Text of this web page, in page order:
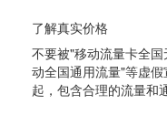
了解真实价格
不要被"移动流量卡全
动全国通用流量"等虚
起，包含合理的流量和